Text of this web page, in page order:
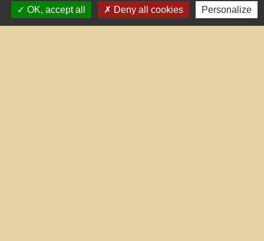
OK, accept all
Deny all cookies Personalize